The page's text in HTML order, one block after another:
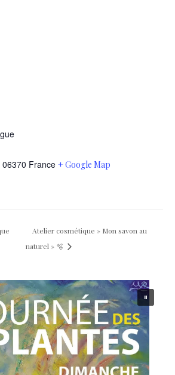
06370 France + Google Map
Atelier cosmétique » Mon savon au
naturel » 🫧